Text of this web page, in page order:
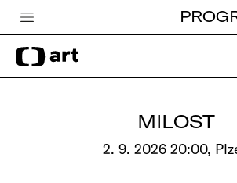
Česká televize
Zpravodajství
MILOST
2. 9. 2026 20:00,